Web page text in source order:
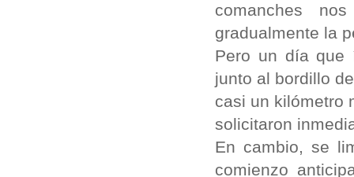
comanches
gradualmente la
Pero un día que
junto al bordillo
casi un kilómetro
solicitaron
En cambio, se
comienzo